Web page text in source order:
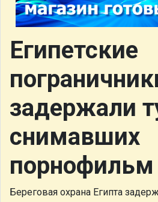
Египетские
задержали
снимавших
порнофильм
Береговая охрана Египта